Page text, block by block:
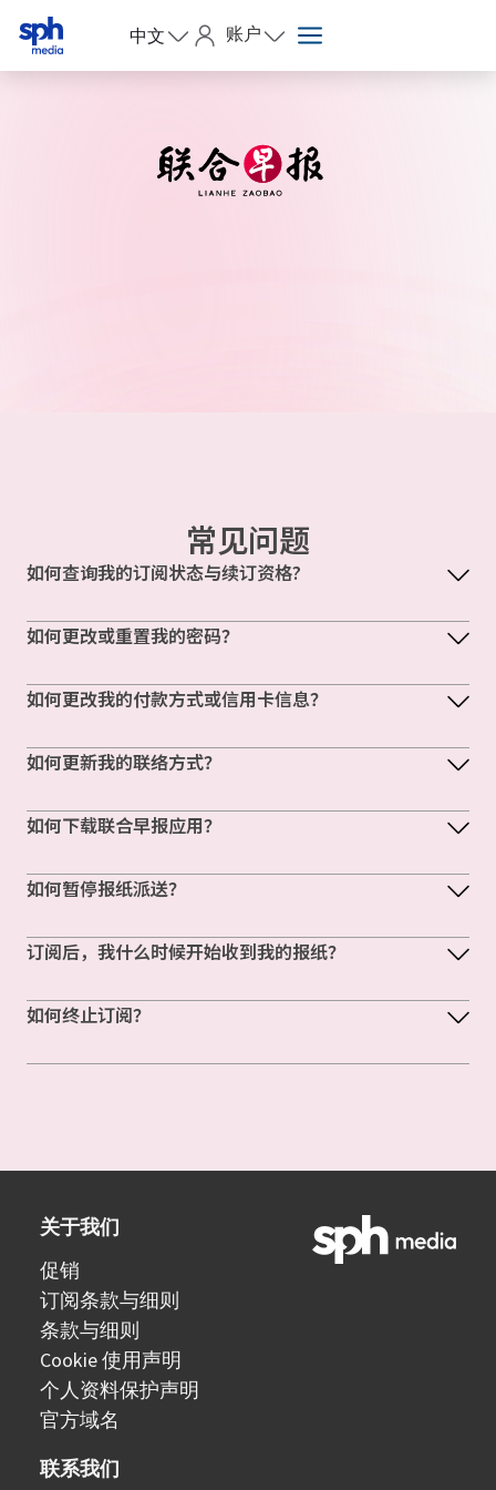
中文 账户
常见问题
如何查询我的订阅状态与续订资格?
如何更改或重置我的密码？
如何更改我的付款方式或信用卡信息？
如何更新我的联络方式？
如何下载联合早报应用？
如何暂停报纸派送？
订阅后，我什么时候开始收到我的报纸？
如何终止订阅？
关于我们
促销
订阅条款与细则
条款与细则
Cookie 使用声明
个人资料保护声明
官方域名
联系我们